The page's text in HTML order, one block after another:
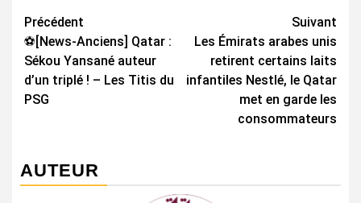
Navigation
d’article
Précédent
⚽[News-Anciens] Qatar :
Sékou Yansané auteur
d’un triplé ! – Les Titis du
PSG
Suivant
Les Émirats arabes unis
retirent certains laits
infantiles Nestlé, le Qatar
met en garde les
consommateurs
AUTEUR